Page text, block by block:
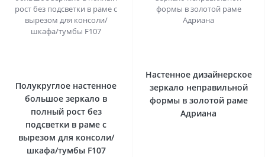
Полукруглое настенное
большое зеркало в
полный рост без
подсветки в раме с
вырезом для консоли/
шкафа/тумбы F107
Настенное дизайнерское
зеркало неправильной
формы в золотой раме
Адриана